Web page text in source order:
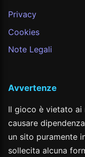
Privacy
Cookies
Note Legali
Avvertenze
Il gioco è vietato ai
causare
un sito puramente
sollecita alcuna